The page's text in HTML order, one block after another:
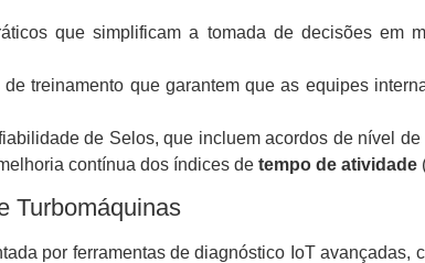
que simplificam a tomada de decisões em
treinamento que garantem que as equipes
de Selos, que incluem acordos de nível
contínua dos índices de tempo de atividade
Turbomáquinas
por ferramentas de diagnóstico IoT avançadas,